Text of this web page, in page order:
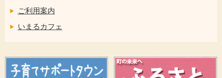
ご利用案内
いまるカフェ